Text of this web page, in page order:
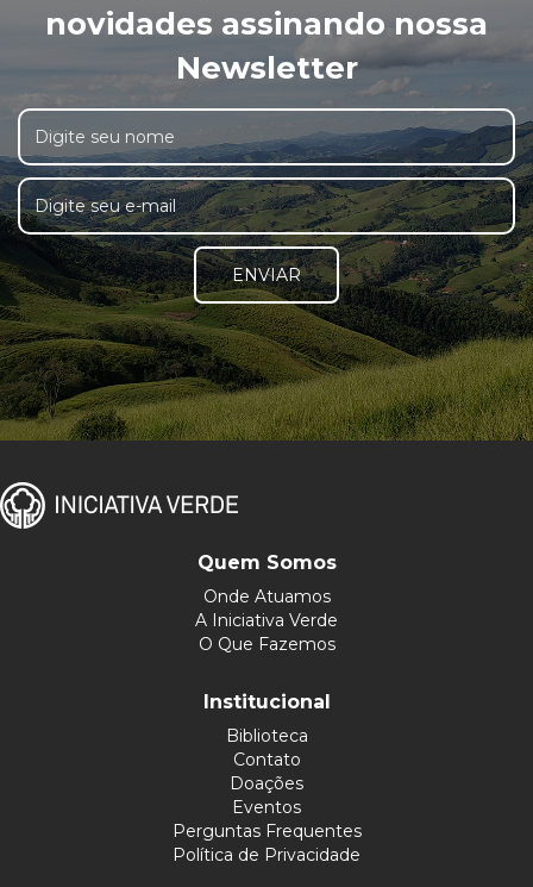
novidades assinando nossa
Newsletter
ENVIAR
Quem Somos
Onde Atuamos
A Iniciativa Verde
O Que Fazemos
Institucional
Biblioteca
Contato
Doações
Eventos
Perguntas Frequentes
Política de Privacidade